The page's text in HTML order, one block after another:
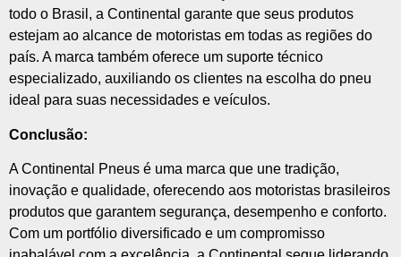
todo o Brasil, a Continental garante que seus produtos
estejam ao alcance de motoristas em todas as regiões do
país. A marca também oferece um suporte técnico
especializado, auxiliando os clientes na escolha do pneu
ideal para suas necessidades e veículos.
Conclusão:
A Continental Pneus é uma marca que une tradição,
inovação e qualidade, oferecendo aos motoristas brasileiros
produtos que garantem segurança, desempenho e conforto.
Com um portfólio diversificado e um compromisso